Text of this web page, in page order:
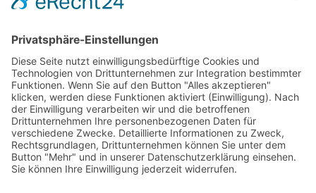
LogIn
Legal
Impressum
Datenschutzerklärung
Cookie-Einstellungen